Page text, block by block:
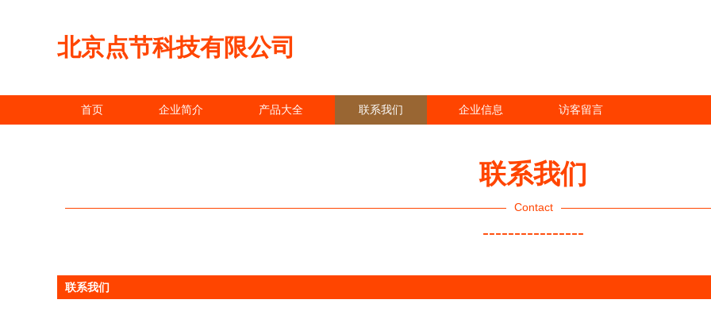
北京点节科技有限公司
首页 企业简介 产品大全 联系我们 企业信息 访客留言
联系我们
Contact
----------------
联系我们